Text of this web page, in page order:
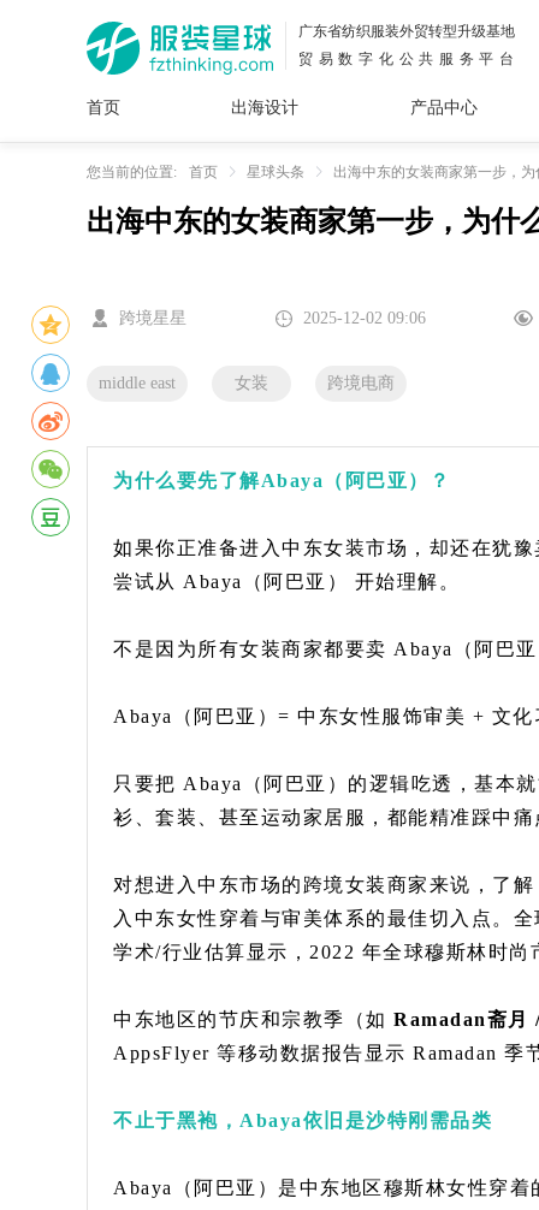
广东省纺织服装外贸转型升级基地
贸易数字化公共服务平台
首页 出海设计
面料
花型
插画
图案
服装
设计
产品中心
女装
内衣
男装
运动
服
童装
牛仔
服装
您当前的位置: 首页 星球头条 出海中东的女装商家第一步，为
出海中东的女装商家第一步，为什
跨境星星 2025-12-02 09:06
middle east 女装 跨境电商
为什么要先了解Abaya（阿巴亚）？
如果你正准备进入中东女装市场，却还在犹
尝试从 Abaya（阿巴亚） 开始理解。
不是因为所有女装商家都要卖 Abaya（阿巴
Abaya（阿巴亚）= 中东女性服饰审美 + 文
只要把 Abaya（阿巴亚）的逻辑吃透，基本
衫、套装、甚至运动家居服，都能精准踩中痛
对想进入中东市场的跨境女装商家来说，了
入中东女性穿着与审美体系的最佳切入点。全
学术/行业估算显示，2022 年全球穆斯林时
中东地区的节庆和宗教季（如 Ramadan斋月
AppsFlyer 等移动数据报告显示 Ramadan 季
不止于黑袍，Abaya依旧是沙特刚需品类
Abaya（阿巴亚）是中东地区穆斯林女性穿